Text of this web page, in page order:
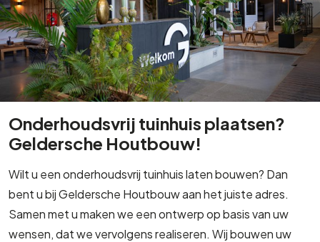
Onderhoudsvrij tuinhuis plaatsen?
Geldersche Houtbouw!
Wilt u een onderhoudsvrij tuinhuis laten bouwen? Dan
bent u bij Geldersche Houtbouw aan het juiste adres.
Samen met u maken we een ontwerp op basis van uw
wensen, dat we vervolgens realiseren. Wij bouwen uw